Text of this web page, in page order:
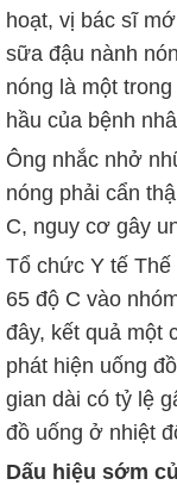
hoạt, vị bác sĩ
sữa đậu nành
nóng là một
hầu của bệnh
Ông nhắc nhở
nóng phải cẩn
C, nguy cơ gây
Tổ chức Y tế
65 độ C vào
đây, kết quả một
phát hiện uống
gian dài có tỷ lệ
đồ uống ở nhiệt
Dấu hiệu sớm